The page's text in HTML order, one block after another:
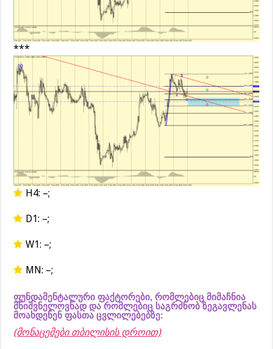
***
H4: –;
D1: –;
W1: –;
MN: –;
ფუნდამენტალური ფაქტორები, რომლებიც მიმაჩნია
მნიშვნელოვნად და რომლებიც საგრძნობ ზეგავლენას
მოახდენენ ფასთა ცვლილებებზე:
(მონაცემები თბილისის დროით)